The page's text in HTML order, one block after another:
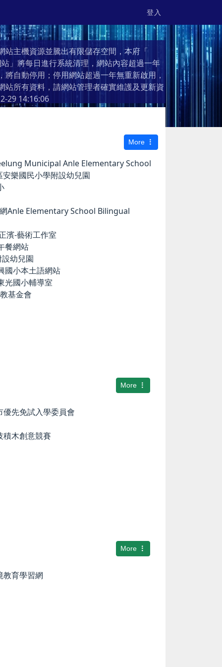
登入
站主機資源並騰出有限儲存空間，本府「
」將每日進行系統清理，網站內容超過一年
將自動停用；停用網站超過一年無重新啟用，
站所有資料，請網站管理者確實維護及更新資
29 14:16:06
More
Municipal Anle Elementary School
樂國民小學附設幼兒園
Anle Elementary School Bilingual
濱-藝術工作室
餐網站
幼兒園
國小本土語網站
光國小輔導室
基金會
More
先免試入學委員會
積木創意競賽
More
教育學習網